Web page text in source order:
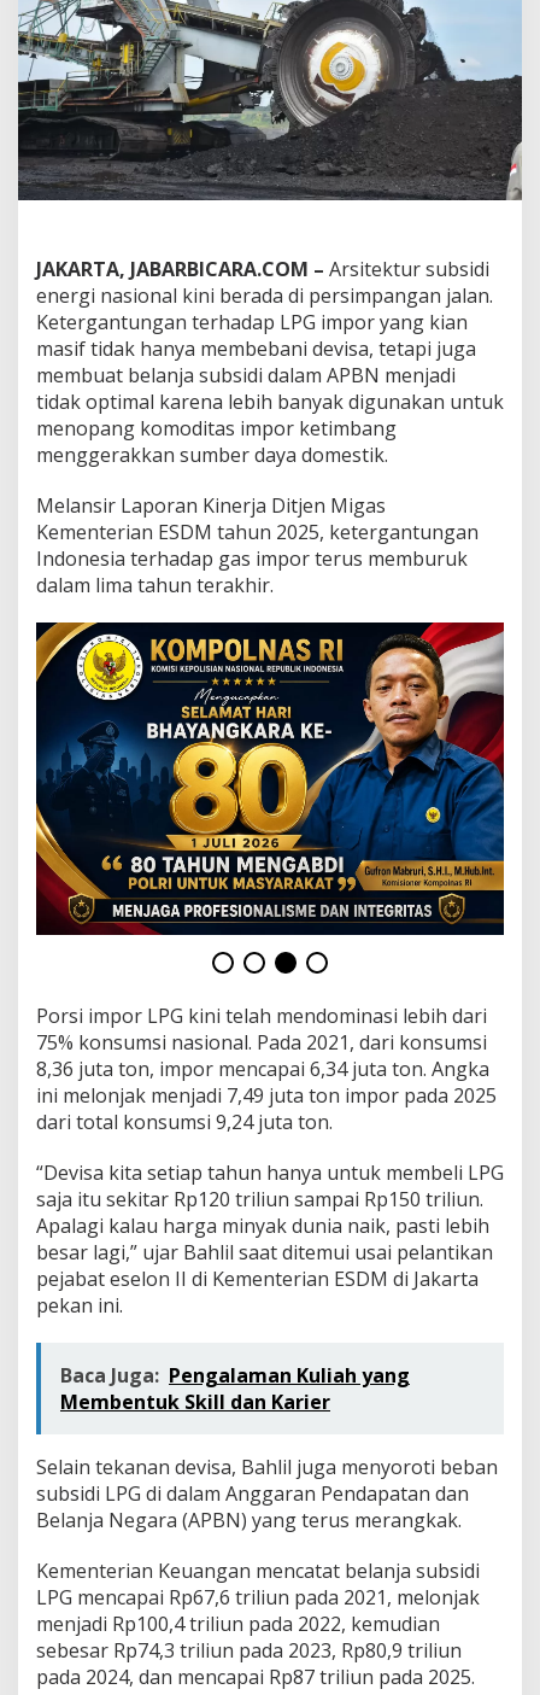
o
7
5
%
,
R
e
f
m
a
s
i
S
u
b
s
i
d
D
M
J
a
i
K
u
n
c
i
K
e
b
e
r
h
a
s
i
l
a
JAKARTA, JABARBICARA.COM – Arsitektur subsidi
energi nasional kini berada di persimpangan jalan.
Ketergantungan terhadap LPG impor yang kian
masif tidak hanya membebani devisa, tetapi juga
membuat belanja subsidi dalam APBN menjadi
tidak optimal karena lebih banyak digunakan untuk
menopang komoditas impor ketimbang
menggerakkan sumber daya domestik.
Melansir Laporan Kinerja Ditjen Migas
Kementerian ESDM tahun 2025, ketergantungan
Indonesia terhadap gas impor terus memburuk
dalam lima tahun terakhir.
Porsi impor LPG kini telah mendominasi lebih dari
75% konsumsi nasional. Pada 2021, dari konsumsi
8,36 juta ton, impor mencapai 6,34 juta ton. Angka
ini melonjak menjadi 7,49 juta ton impor pada 2025
dari total konsumsi 9,24 juta ton.
“Devisa kita setiap tahun hanya untuk membeli LPG
saja itu sekitar Rp120 triliun sampai Rp150 triliun.
Apalagi kalau harga minyak dunia naik, pasti lebih
besar lagi,” ujar Bahlil saat ditemui usai pelantikan
pejabat eselon II di Kementerian ESDM di Jakarta
pekan ini.
Baca Juga: Pengalaman Kuliah yang
Membentuk Skill dan Karier
Selain tekanan devisa, Bahlil juga menyoroti beban
subsidi LPG di dalam Anggaran Pendapatan dan
Belanja Negara (APBN) yang terus merangkak.
Kementerian Keuangan mencatat belanja subsidi
LPG mencapai Rp67,6 triliun pada 2021, melonjak
menjadi Rp100,4 triliun pada 2022, kemudian
sebesar Rp74,3 triliun pada 2023, Rp80,9 triliun
pada 2024, dan mencapai Rp87 triliun pada 2025.